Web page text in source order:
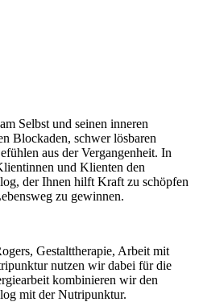
Selbst und seinen inneren
Blockaden, schwer lösbaren
aus der Vergangenheit. In
und Klienten den
der Ihnen hilft Kraft zu schöpfen
zu gewinnen.
Gestalttherapie, Arbeit mit
nutzen wir dabei für die
kombinieren wir den
mit der Nutripunktur.